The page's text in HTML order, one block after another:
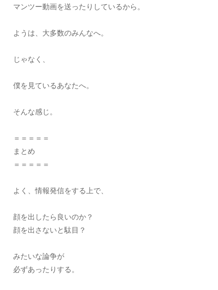
マンツー動画を送ったりしているから。
ようは、大多数のみんなへ。
じゃなく、
僕を見ているあなたへ。
そんな感じ。
＝＝＝＝＝
まとめ
＝＝＝＝＝
よく、情報発信をする上で、
顔を出したら良いのか？
顔を出さないと駄目？
みたいな論争が
必ずあったりする。